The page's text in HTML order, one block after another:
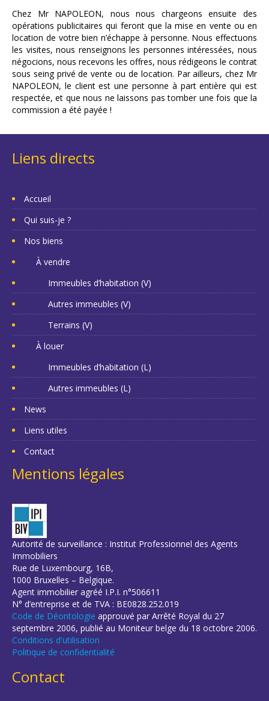
Chez Mr NAPOLEON, nous nous chargeons ensuite des
opérations publicitaires qui feront que la mise en vente ou en
location de votre bien n’échappe à personne. Nous effectuons
les visites, nous renseignons les personnes intéressées, nous
négocions, nous recevons les offres, nous rédigeons le contrat
sous seing privé de vente ou de location. Par ailleurs, chez Mr
NAPOLEON, le client est une personne à part entière qui est
respectée, et que nous ne laissons pas tomber une fois que la
commission a été payée !
Liens directs
Accueil
Qui suis-je ?
Nos biens
À vendre
Immeubles d’habitation (V)
Autres immeubles (V)
Terrains (V)
À louer
Immeubles d’habitation (L)
Autres immeubles (L)
News
Liens utiles
Contact
Mentions légales
Autorité de surveillance : Institut Professionnel des Agents
Immobiliers
Rue de Luxembourg, 16B,
1000 Bruxelles – Belgique.
Agent immobilier agréé I.P.I. n°506611
N° d’entreprise et de TVA : BE0828.252.019
Code de Déontologie approuvé par Arrêté Royal du 27
septembre 2006, publié au Moniteur belge du 18 octobre 2006.
Conditions d'utilisation
Politique de confidentialité
Contact